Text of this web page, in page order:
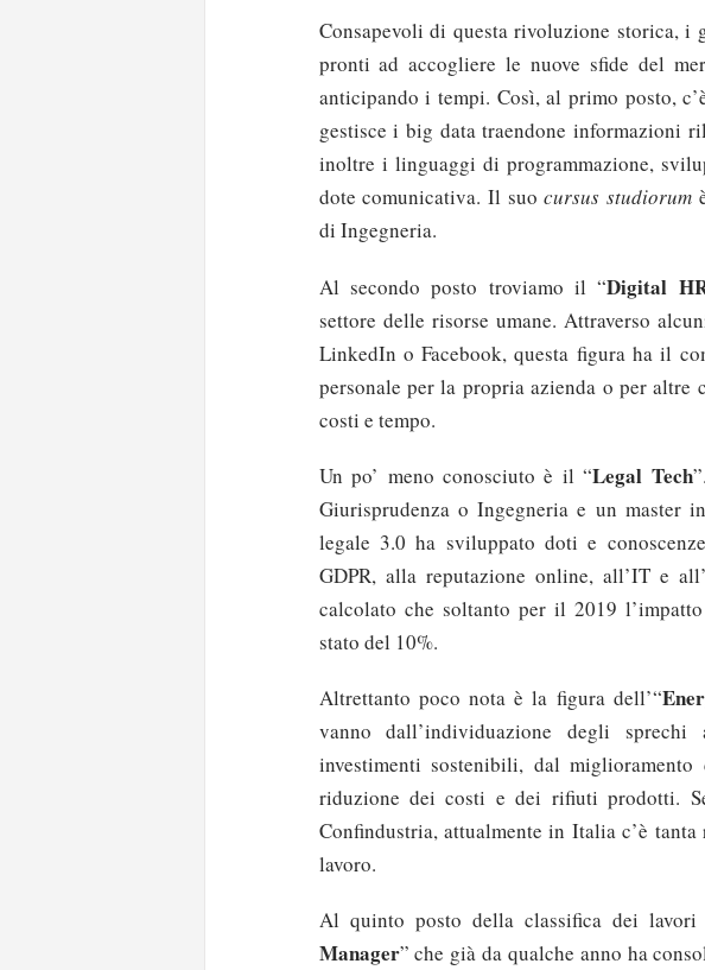
Consapevoli di questa rivoluzione storica, i
pronti ad accogliere le nuove sfide del
anticipando i tempi. Così, al primo posto,
gestisce i big data traendone informazioni
inoltre i linguaggi di programmazione,
dote comunicativa. Il suocursus studiorum
di Ingegneria.
Al secondo posto troviamo il “Digital
settore delle risorse umane. Attraverso
LinkedIn o Facebook, questa figura ha il
personale per la propria azienda o per
costi e tempo.
Un po’ meno conosciuto è il “Legal Tech
Giurisprudenza o Ingegneria e un master
legale 3.0 ha sviluppato doti e
GDPR, alla reputazione online, all’IT e
calcolato che soltanto per il 2019
stato del 10%.
Altrettanto poco nota è la figura dell’“
vanno dall’individuazione degli
investimenti sostenibili, dal
riduzione dei costi e dei rifiuti prodotti.
Confindustria, attualmente in Italia c’è
lavoro.
Al quinto posto della classifica dei
Manager” che già da qualche anno ha